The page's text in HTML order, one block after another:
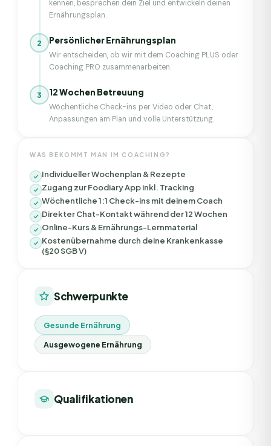
kennen, besprechen dein Ziel und entwickeln deinen
Ernährungsplan.
2 Persönlicher Ernährungsplan
Wir entscheiden, ob wir mit dem Coaching PLUS oder
Coaching PRO zusammenarbeiten.
3 12 Wochen Betreuung
Wöchentliche Check-ins per Video oder Chat,
Anpassungen am Plan und volle Unterstützung.
WAS BEKOMMT MAN IM COACHING?
Individueller Wochenplan & Rezepte
Zugang zur Foodiary App inkl. Tracking
Wöchentliche 1:1 Check-ins mit deinem Coach
Direkter Chat-Kontakt während der 12 Wochen
Online-Kurs & Ernährungs-Lernmaterial
Kostenübernahme durch deine Krankenkasse
(§20 SGB V)
Schwerpunkte
Gesunde Ernährung
Ausgewogene Ernährung
Qualifikationen